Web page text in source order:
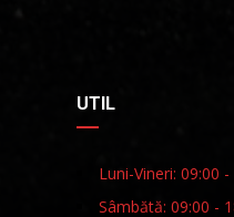
UTIL
Luni-Vineri: 09:00 -
Sâmbătă: 09:00 -